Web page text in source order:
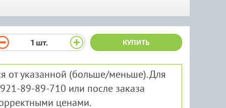
1 шт. КУПИТЬ
от указанной (больше/меньше). Для
89-89-710 или после заказа
ценами.